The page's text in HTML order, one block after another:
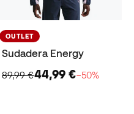
OUTLET
Sudadera Energy
89,99 €44,99 €−50%